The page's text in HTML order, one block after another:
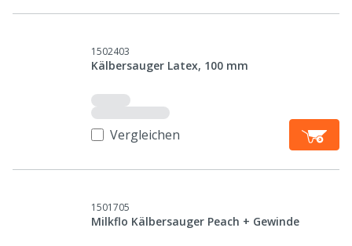
1502403
Kälbersauger Latex, 100 mm
Vergleichen
1501705
Milkflo Kälbersauger Peach + Gewinde